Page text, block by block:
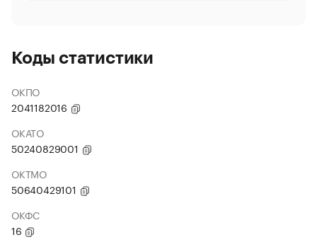
Коды статистики
ОКПО
2041182016
ОКАТО
50240829001
ОКТМО
50640429101
ОКФС
16